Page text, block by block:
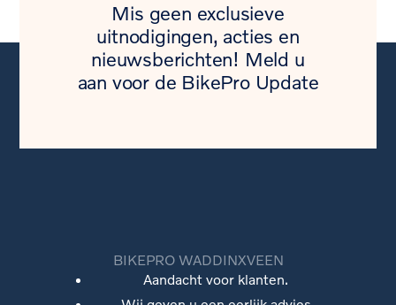
Mis geen exclusieve
uitnodigingen, acties en
nieuwsberichten! Meld u
aan voor de BikePro Update
BIKEPRO WADDINXVEEN
Aandacht voor klanten.